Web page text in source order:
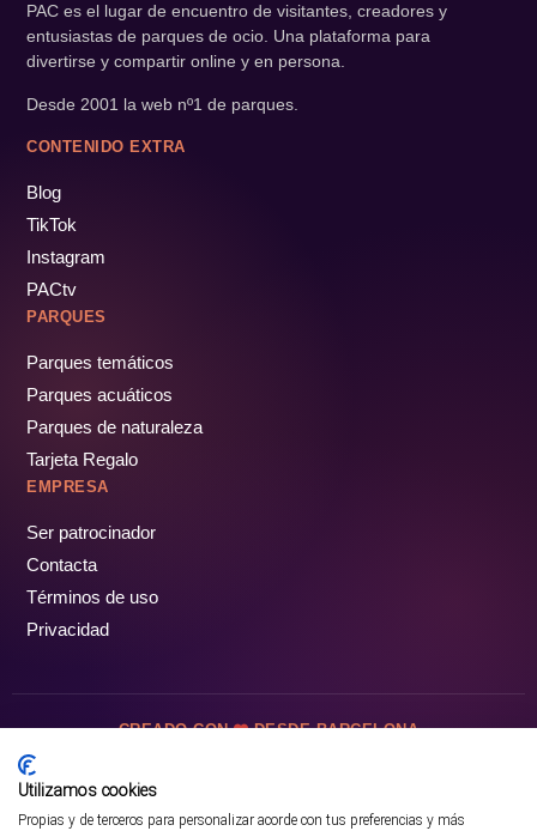
PAC es el lugar de encuentro de visitantes, creadores y
entusiastas de parques de ocio. Una plataforma para
divertirse y compartir online y en persona.
Desde 2001 la web nº1 de parques.
CONTENIDO EXTRA
Blog
TikTok
Instagram
PACtv
PARQUES
Parques temáticos
Parques acuáticos
Parques de naturaleza
Tarjeta Regalo
EMPRESA
Ser patrocinador
Contacta
Términos de uso
Privacidad
CREADO CON DESDE BARCELONA
Utilizamos cookies
Propias y de terceros para personalizar acorde con tus preferencias y más